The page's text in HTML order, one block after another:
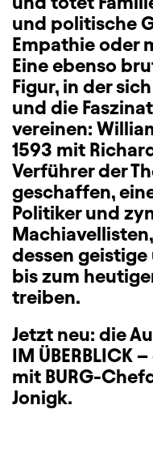
und politische
Empathie oder
Eine ebenso
Figur, in der
und die
vereinen:
1593 mit
Verführer der
geschaffen,
Politiker und
dessen
bis zum
treiben.
Jetzt neu: die
IM ÜBERBLICK
mit BURG-
Jonigk.